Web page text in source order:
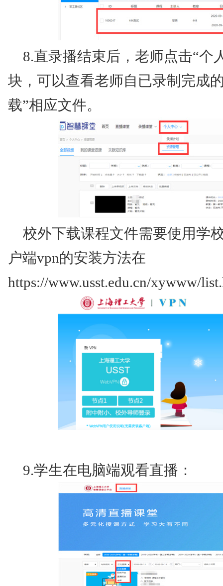
8.直录播结束后，老师点击“个
块，可以查看老师自已录制完成
载”相应文件。
校外下载课程文件需要使用学
户端vpn的安装方法在
https://www.usst.edu.cn/xywww/
9.学生在电脑端观看直播：